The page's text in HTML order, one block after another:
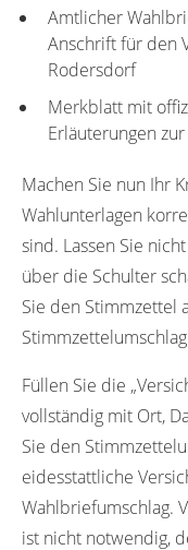
Amtlicher
Anschrift für den
Rodersdorf
Merkblatt mit
Erläuterungen
Machen Sie nun Ihr
Wahlunterlagen
sind. Lassen Sie
über die Schulter
Sie den Stimmzettel
Füllen Sie die
vollständig mit Ort,
Sie den
eidesstattliche
Wahlbriefumschlag.
ist nicht notwendig,